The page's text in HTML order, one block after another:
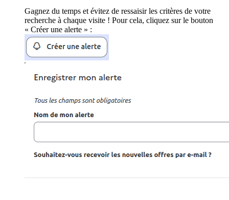
Gagnez du temps et évitez de ressaisir les critères de votre
recherche à chaque visite ! Pour cela, cliquez sur le bouton
« Créer une alerte » :